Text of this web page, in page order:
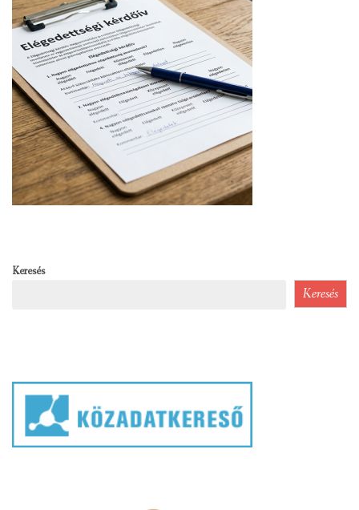
Keresés
Keresés